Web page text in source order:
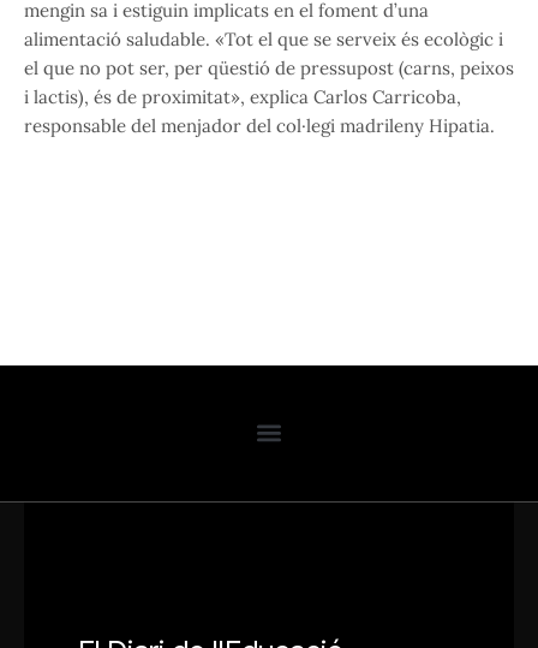
mengin sa i estiguin implicats en el foment d’una
alimentació saludable. «Tot el que se serveix és ecològic i
el que no pot ser, per qüestió de pressupost (carns, peixos
i lactis), és de proximitat», explica Carlos Carricoba,
responsable del menjador del col·legi madrileny Hipatia.